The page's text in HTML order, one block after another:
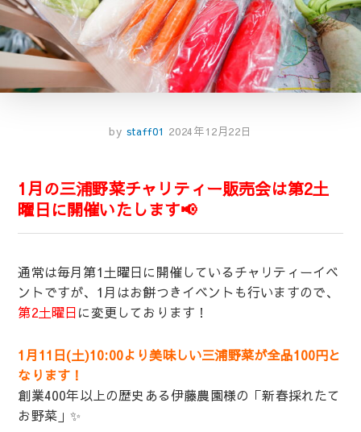
by staff01 2024年12月22日
1月の三浦野菜チャリティー販売会は第2土
曜日に開催いたします📢
通常は毎月第1土曜日に開催しているチャリティーイベ
ントですが、1月はお餅つきイベントも行いますので、
第2土曜日に変更しております！
1月11日(土)10:00より美味しい三浦野菜が全品100円と
なります！
創業400年以上の歴史ある伊藤農園様の「新春採れたて
お野菜」✨